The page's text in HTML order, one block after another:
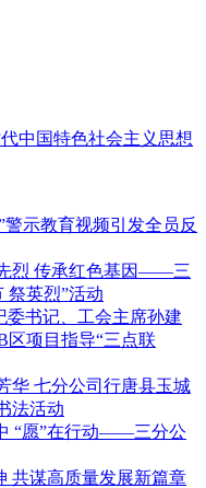
中国特色社会主义思想
警示教育视频引发全员反
烈 传承红色基因——三
祭英烈”活动
委书记、工会主席孙建
区项目指导“三点联
华 七分公司行唐县玉城
法活动
“愿”在行动——三分公
共谋高质量发展新篇章